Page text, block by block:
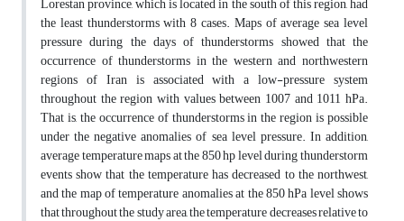
the least thunderstorms with 8 cases. Maps of average sea level
pressure during the days of thunderstorms showed that the
occurrence of thunderstorms in the western and northwestern
regions of Iran is associated with a low-pressure system
throughout the region with values between 1007 and 1011 hPa.
That is, the occurrence of thunderstorms in the region is possible
under the negative anomalies of sea level pressure. In addition,
average temperature maps at the 850 hp level during thunderstorm
events show that the temperature has decreased to the northwest,
and the map of temperature anomalies at the 850 hPa level shows
that throughout the study area, the temperature decreases relative to